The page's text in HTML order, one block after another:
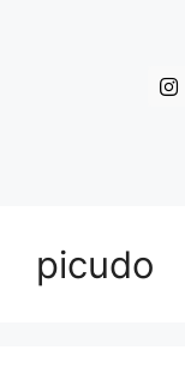
picudo